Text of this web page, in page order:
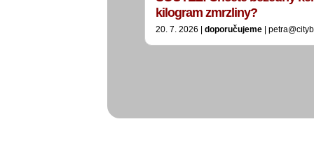
kilogram zmrzliny?
20. 7. 2026 | doporučujeme |